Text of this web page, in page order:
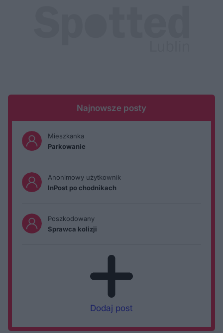
Najnowsze posty
Mieszkanka
Parkowanie
Anonimowy użytkownik
InPost po chodnikach
Poszkodowany
Sprawca kolizji
Dodaj post